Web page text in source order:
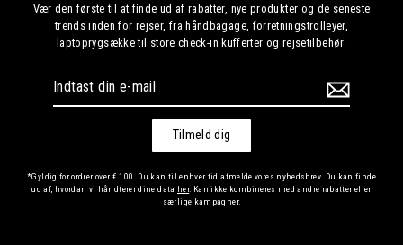
Vær den første til at finde ud af rabatter, nye produkter og de seneste
trends inden for rejser, fra håndbagage, forretningstrolleyer,
laptoprygsække til store check-in kufferter og rejsetilbehør.
Tilmeld dig
*Gyldig for ordrer over € 100. Du kan til enhver tid afmelde vores nyhedsbrev. Du kan finde
ud af, hvordan vi håndterer dine data her. Kan ikke kombineres med andre rabatter eller
særlige kampagner.